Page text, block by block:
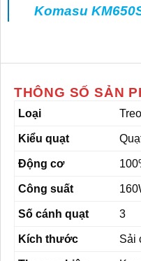
Komasu
THÔNG SỐ SẢN
Loại
Kiểu quạt
Động cơ
Công suất
Số cánh quạt 3
Kích thước Sải